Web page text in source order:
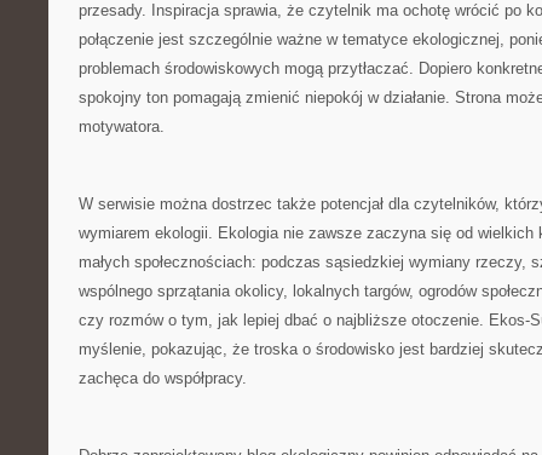
przesady. Inspiracja sprawia, że czytelnik ma ochotę wrócić po
połączenie jest szczególnie ważne w tematyce ekologicznej,
problemach środowiskowych mogą przytłaczać. Dopiero
spokojny ton pomagają zmienić niepokój w działanie. Strona
motywatora.
W serwisie można dostrzec także potencjał dla czytelników,
wymiarem ekologii. Ekologia nie zawsze zaczyna się od wielkich
małych społecznościach: podczas sąsiedzkiej wymiany rzeczy,
wspólnego sprzątania okolicy, lokalnych targów, ogrodów
czy rozmów o tym, jak lepiej dbać o najbliższe otoczenie. Ekos-
myślenie, pokazując, że troska o środowisko jest bardziej
zachęca do współpracy.